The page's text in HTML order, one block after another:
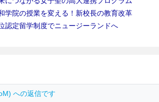
への返信です